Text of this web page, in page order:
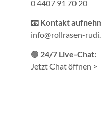
0 4407 91 70 20
📧 Kontakt
info@rollrasen-
🟢 24/7 Live-Chat:
Jetzt Chat öffnen >